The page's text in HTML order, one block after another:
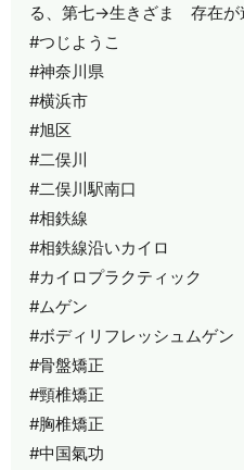
る、第七→生きざま 存在が
#つじようこ
#神奈川県
#横浜市
#旭区
#二俣川
#二俣川駅南口
#相鉄線
#相鉄線沿いカイロ
#カイロプラクティック
#ムゲン
#ボディリフレッシュムゲン
#骨盤矯正
#頸椎矯正
#胸椎矯正
#中国氣功